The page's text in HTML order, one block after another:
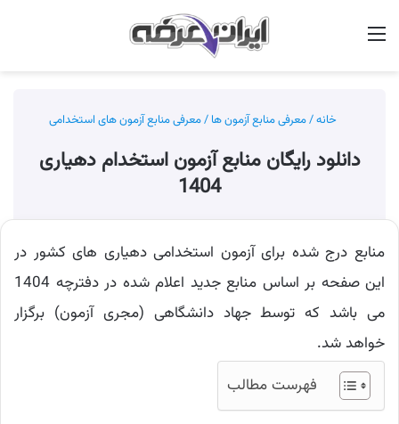
خانه/معرفی منابع آزمون ها /معرفی منابع آزمون های استخدامی
دانلود رایگان منابع آزمون استخدام دهیاری
1404
منابع درج شده برای آزمون استخدامی دهیاری های کشور در
این صفحه بر اساس منابع جدید اعلام شده در دفترچه 1404
می باشد که توسط جهاد دانشگاهی (مجری آزمون) برگزار
خواهد شد.
فهرست مطالب